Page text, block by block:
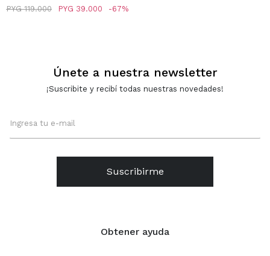
BLANCO
PYG 39.000
PYG 119.000 67
Obtener ayuda
Únete a nuestra newsletter
¡Suscribite y recibí todas nuestras novedades!
Suscribirme